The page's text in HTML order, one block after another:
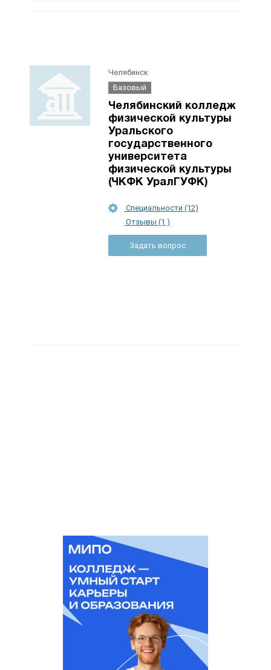
Челябинск
Базовый
Челябинский колледж
физической культуры
Уральского
государственного
университета
физической культуры
(ЧКФК УралГУФК)
Специальности (12)
Отзывы (1 )
Задать вопрос